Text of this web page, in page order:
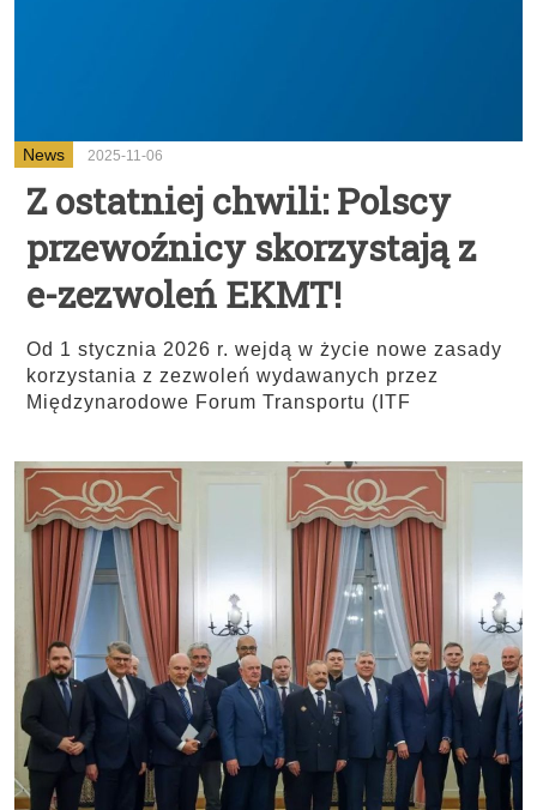
News 2025-11-06
Z ostatniej chwili: Polscy
przewoźnicy skorzystają z
e-zezwoleń EKMT!
Od 1 stycznia 2026 r. wejdą w życie nowe zasady
korzystania z zezwoleń wydawanych przez
Międzynarodowe Forum Transportu (ITF